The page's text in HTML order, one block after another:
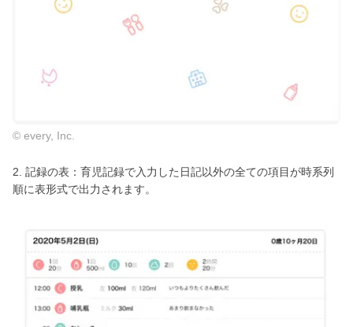
© every, Inc.
2. 記録の表：育児記録で入力した日記以外の全ての項目が時系列
順に表形式で出力されます。